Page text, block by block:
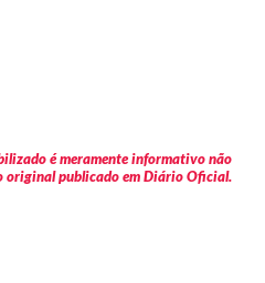
é meramente informativo não
original publicado em Diário Oficial.